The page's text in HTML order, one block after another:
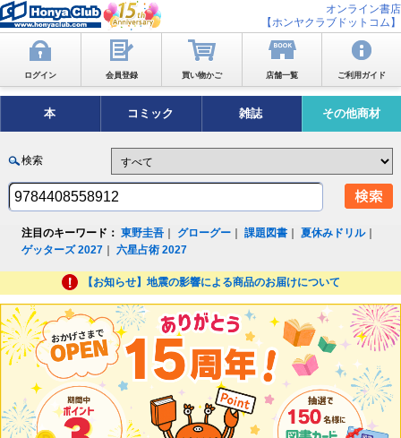
オンライン書店
【ホンヤクラブドットコム】
ログイン 会員登録 買い物かご 店舗一覧 ご利用ガイド
本 コミック 雑誌 その他商材
検索
注目のキーワード： 東野圭吾 グローグー ｜課題図書 ｜夏休みドリル｜
ゲッターズ 2027 ｜六星占術 2027
【お知らせ】地震の影響による商品のお届けについて